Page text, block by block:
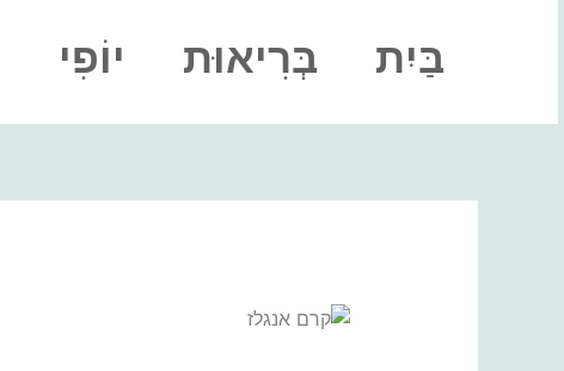
בַּיִת בְּרִיאוּת יוֹפִי